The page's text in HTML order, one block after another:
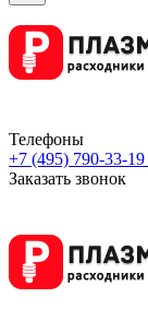
Телефоны
+7 (495) 790-33-19
Заказать звонок